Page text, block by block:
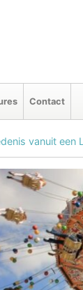
Contact
vanuit een